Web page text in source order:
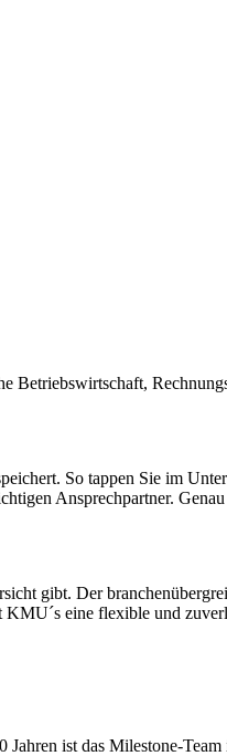
Betriebswirtschaft,
So tappen Sie im
Ansprechpartner.
gibt. Der
eine flexible und
ist das Milestone-